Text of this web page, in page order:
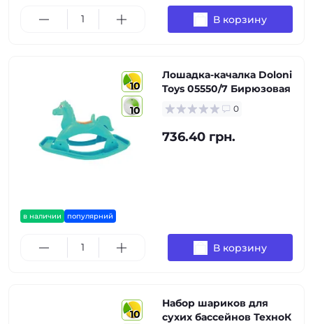
В корзину
10
10
в наличии популярний
Лошадка-качалка Doloni
Toys 05550/7 Бирюзовая
0
736.40 грн.
В корзину
10
Набор шариков для
сухих бассейнов ТехноК